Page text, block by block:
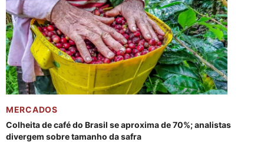
MERCADOS
Colheita de café do Brasil se aproxima de 70%; analistas
divergem sobre tamanho da safra